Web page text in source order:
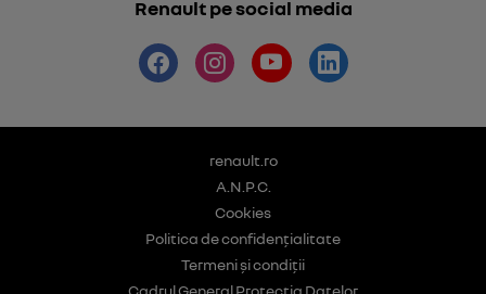
Renault pe social media
renault.ro
A.N.P.C.
Cookies
Politica de confidențialitate
Termeni și condiții
Cadrul General Protecția Datelor